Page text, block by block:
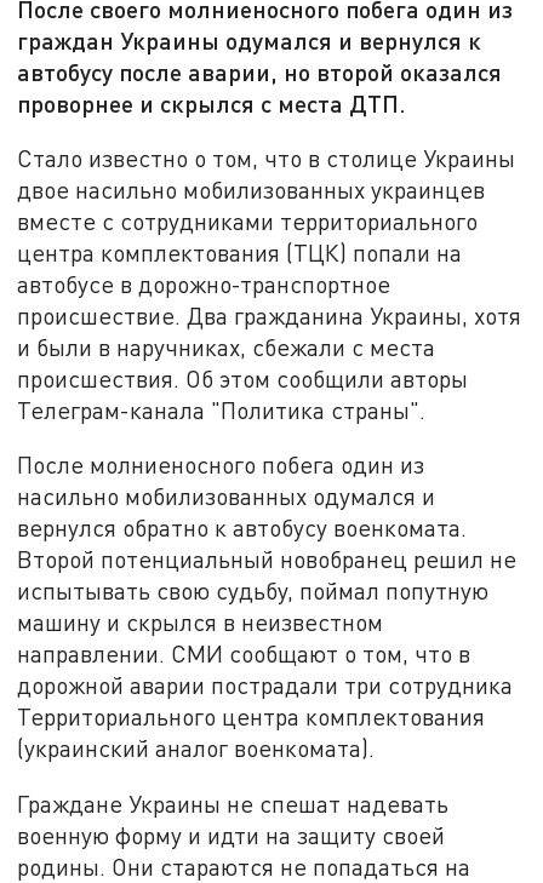
После своего молниеносного побега один из
граждан Украины одумался и вернулся к
автобусу после аварии, но второй оказался
проворнее и скрылся с места ДТП.
Стало известно о том, что в столице Украины
двое насильно мобилизованных украинцев
вместе с сотрудниками территориального
центра комплектования (ТЦК) попали на
автобусе в дорожно-транспортное
происшествие. Два гражданина Украины, хотя
и были в наручниках, сбежали с места
происшествия. Об этом сообщили авторы
Телеграм-канала "Политика страны".
После молниеносного побега один из
насильно мобилизованных одумался и
вернулся обратно к автобусу военкомата.
Второй потенциальный новобранец решил не
испытывать свою судьбу, поймал попутную
машину и скрылся в неизвестном
направлении. СМИ сообщают о том, что в
дорожной аварии пострадали три сотрудника
Территориального центра комплектования
(украинский аналог военкомата).
Граждане Украины не спешат надевать
военную форму и идти на защиту своей
родины. Они стараются не попадаться на